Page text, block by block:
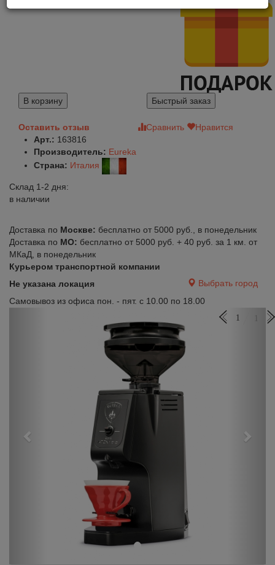
В корзину Быстрый заказ
Оставить отзыв Сравнить
Нравится
Арт.: 163816
Производитель: Eureka
Страна: Италия
Склад 1-2 дня:
в наличии
Доставка по Москве: бесплатно от 5000 руб., в понедельник
Доставка по МО: бесплатно от 5000 руб. + 40 руб. за 1 км. от
МКаД, в понедельник
Курьером транспортной компании
Не указана локация
Выбрать город
Самовывоз из офиса пон. - пят. с 10.00 по 18.00
Next
1